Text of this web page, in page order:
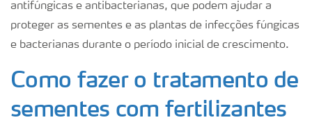
antifúngicas e antibacterianas, que podem ajudar a
proteger as sementes e as plantas de infecções fúngicas
e bacterianas durante o período inicial de crescimento.
Como fazer o tratamento de
sementes com fertilizantes